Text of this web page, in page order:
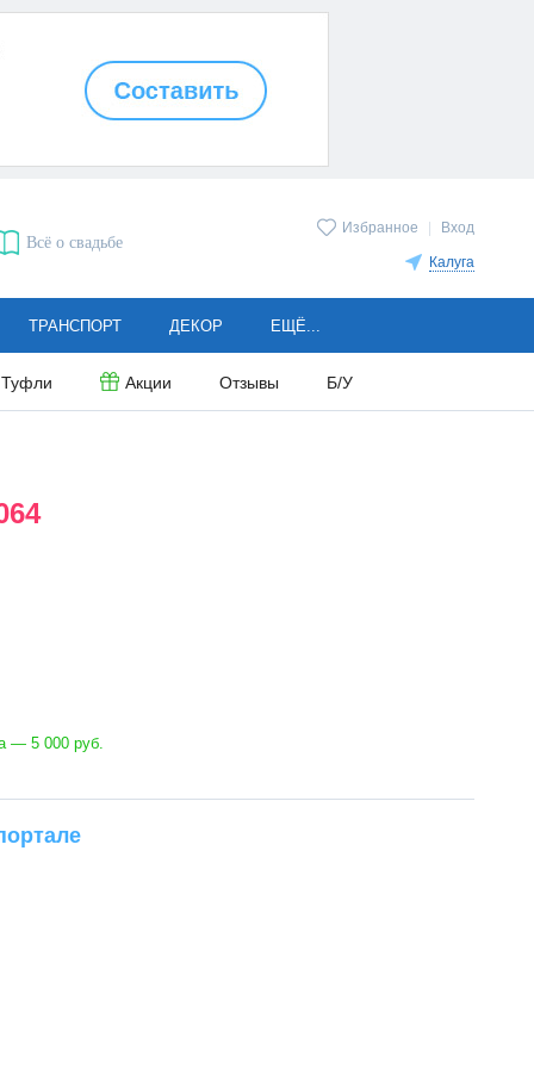
Избранное Вход
Калуга
Всё о свадьбе
Туфли Акции Отзывы Б/У
ТРАНСПОРТ ДЕКОР ЕЩЁ...
— 5 000 руб.